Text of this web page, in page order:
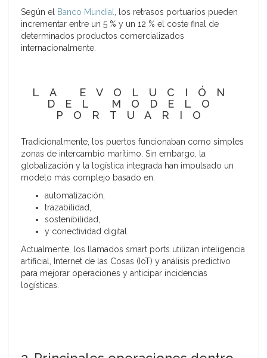
Según el Banco Mundial, los retrasos portuarios pueden
incrementar entre un 5 % y un 12 % el coste final de
determinados productos comercializados
internacionalmente.
LA EVOLUCIÓN
DEL MODELO
PORTUARIO
Tradicionalmente, los puertos funcionaban como simples
zonas de intercambio marítimo. Sin embargo, la
globalización y la logística integrada han impulsado un
modelo más complejo basado en:
automatización,
trazabilidad,
sostenibilidad,
y conectividad digital.
Actualmente, los llamados smart ports utilizan inteligencia
artificial, Internet de las Cosas (IoT) y análisis predictivo
para mejorar operaciones y anticipar incidencias
logísticas.